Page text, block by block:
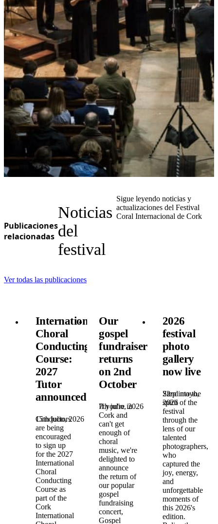
Publicaciones
relacionadas
Noticias
del
festival
Sigue leyendo noticias y
actualizaciones del Festival
Coral Internacional de Cork
Ver todas las publicaciones
International
Choral
Conducting
Course:
2027
Tutor
announced!
15th julio, 2026
Conductors
are being
encouraged
to sign up
for the 2027
International
Choral
Conducting
Course as
part of the
Cork
International
Our
gospel
fundraiser
returns
on 2nd
October
7th julio, 2026
If you're in
Cork and
can't get
enough of
choral
music, we're
delighted to
announce
the return of
our popular
gospel
fundraising
concert,
Gospel
2026
festival
photo
gallery
now live
22nd mayo,
2026
Step into the
spirit of the
festival
through the
lens of our
talented
photographers,
who
captured the
joy, energy,
and
unforgettable
moments of
this 2026's
edition.